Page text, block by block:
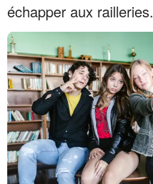
échapper aux railleries.